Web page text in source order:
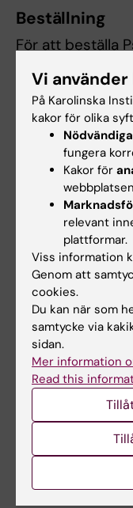
Beställning
För att beställa
rubriken
För att
implementeras
förändring i er
starkt att ni
bas kursrum
ovan.
Kontakt
För mer
Vi
På Karolinska
kakor för olika
Nödvändiga
fungera
Kakor för
relevant
plattformar.
Viss information
Genom att
cookies.
Du kan när som
samtycke via
sidan.
Mer information
Read this